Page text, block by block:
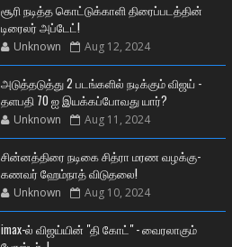
சூரி நடித்த கொட்டுக்காளி திரைப்படத்தின்
டிரைலர் அப்டேட்!
Unknown Aug 12, 2024
அடுத்தடுத்து 2 படங்களில் நடிக்கும் விஜய் -
தளபதி 70 ஐ இயக்கப்போவது யார்?
Unknown Aug 11, 2024
சின்னத்திரை நடிகை சித்ரா மரண வழக்கு-
கணவர் ஹேம்நாத் விடுதலை!
Unknown Aug 10, 2024
imax-ல் விஜய்யின் "தி கோட்" - வைரலாகும்